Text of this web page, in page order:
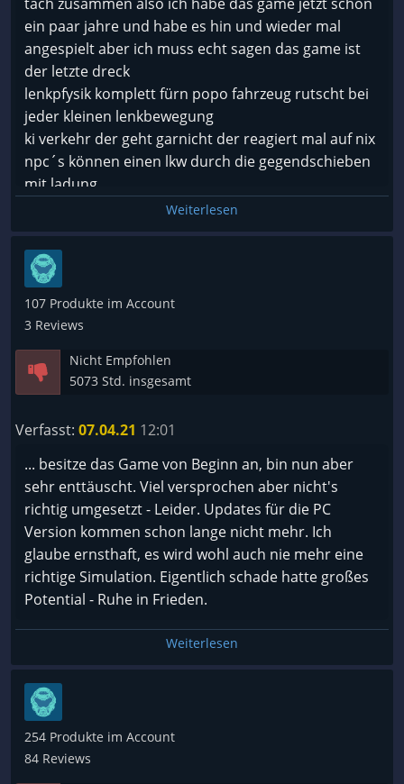
- wird kaum geupdatet > Es wurde eher wert darauf
gelegt das Game noch halbfertig für die Konsolen
heraus zu bringen um auch die Konsolenspieler
davon zu überzeugen das es nur eine EarlyAccess
ist wo alles noch Buggy ist und man anscheinend
das Geld brauch! ?!?
Allen in allen ein guter Gedanke aber die Umsetzung
ist mangelhaft! Wenn wenigstens etwas weiter
gehen würde wäre das gut aber irgendwie scheint
dem nicht so.
Für das Geld ( 25€ ) würde ich mir ETS kaufen. Das
ist zwar ewig alt aber die Jungs sind immer dran
alles aktuell zu halten und selbst die Grafik Engine
nachzuziehen.!
ein paar jahre und habe es hin und wieder mal
angespielt aber ich muss echt sagen das game ist
der letzte dreck
lenkpfysik komplett fürn popo fahrzeug rutscht bei
jeder kleinen lenkbewegung
ki verkehr der geht garnicht der reagiert mal auf nix
npc´s können einen lkw durch die gegendschieben
mit ladung
ENTWICKLER:
toxtronyx interactive GmbH
PUBLISHER:
Aerosoft GmbH
ihr habt euch selbst ins ausgeschossen und dann
bitte tut euch ein gefallen und last es sein
MFG
Weiterlesen
107 Produkte im Account
3 Reviews
Nicht Empfohlen
5073 Std. insgesamt
Verfasst: 07.04.21 12:01
... besitze das Game von Beginn an, bin nun aber
sehr enttäuscht. Viel versprochen aber nicht's
richtig umgesetzt - Leider. Updates für die PC
Version kommen schon lange nicht mehr. Ich
glaube ernsthaft, es wird wohl auch nie mehr eine
richtige Simulation. Eigentlich schade hatte großes
Potential - Ruhe in Frieden.
Weiterlesen
254 Produkte im Account
84 Reviews